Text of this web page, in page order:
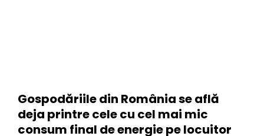
Gospodăriile din România se află
deja printre cele cu cel mai mic
consum final de energie pe locuitor